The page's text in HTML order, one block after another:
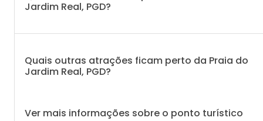
Jardim Real, PGD?
Quais outras atrações ficam perto da Praia do
Jardim Real, PGD?
Ver mais informações sobre o ponto turístico